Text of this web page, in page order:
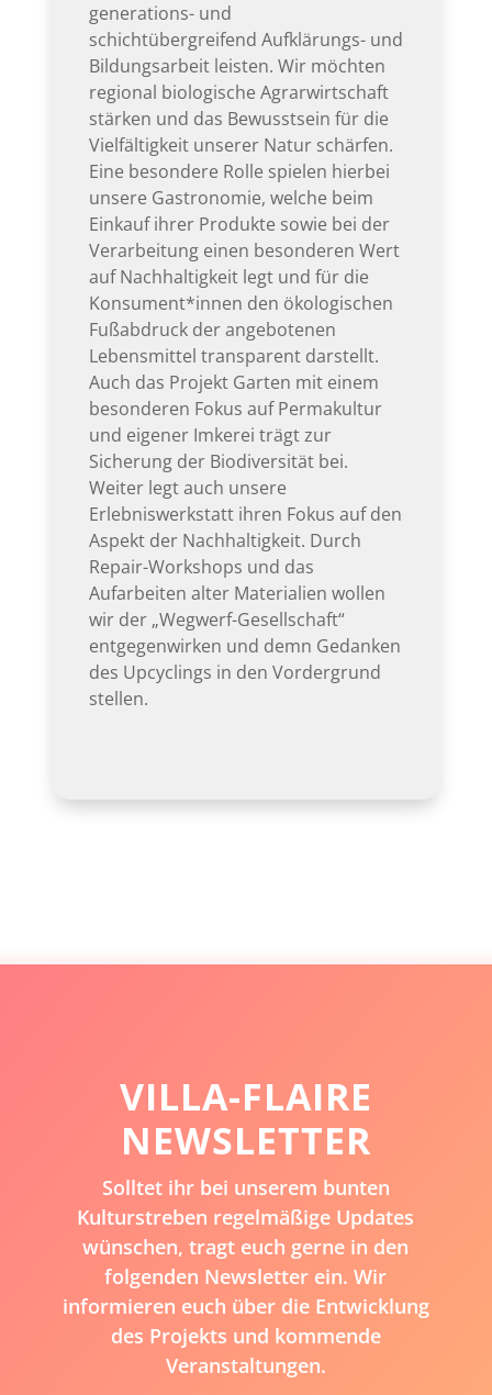
generations- und
schichtübergreifend Aufklärungs- und
Bildungsarbeit leisten. Wir möchten
regional biologische Agrarwirtschaft
stärken und das Bewusstsein für die
Vielfältigkeit unserer Natur schärfen.
Eine besondere Rolle spielen hierbei
unsere Gastronomie, welche beim
Einkauf ihrer Produkte sowie bei der
Verarbeitung einen besonderen Wert
auf Nachhaltigkeit legt und für die
Konsument*innen den ökologischen
Fußabdruck der angebotenen
Lebensmittel transparent darstellt.
Auch das Projekt Garten mit einem
besonderen Fokus auf Permakultur
und eigener Imkerei trägt zur
Sicherung der Biodiversität bei.
Weiter legt auch unsere
Erlebniswerkstatt ihren Fokus auf den
Aspekt der Nachhaltigkeit. Durch
Repair-Workshops und das
Aufarbeiten alter Materialien wollen
wir der „Wegwerf-Gesellschaft“
entgegenwirken und demn Gedanken
des Upcyclings in den Vordergrund
stellen.
VILLA-FLAIRE
NEWSLETTER
Solltet ihr bei unserem bunten
Kulturstreben regelmäßige Updates
wünschen, tragt euch gerne in den
folgenden Newsletter ein. Wir
informieren euch über die Entwicklung
des Projekts und kommende
Veranstaltungen.